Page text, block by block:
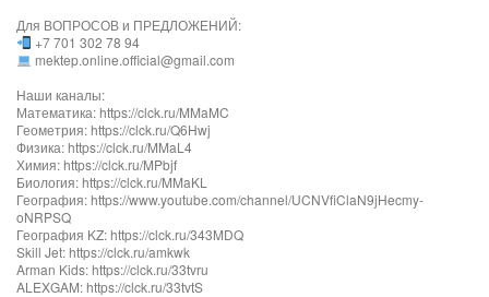
Для ВОПРОСОВ и ПРЕДЛОЖЕНИЙ:
+7 701 302 78 94
mektep.online.official@gmail.com
Наши каналы:
Математика: https://clck.ru/MMaMC
Геометрия: https://clck.ru/Q6Hwj
Физика: https://clck.ru/MMaL4
Химия: https://clck.ru/MPbjf
Биология: https://clck.ru/MMaKL
География: https://www.youtube.com/channel/UCNVfiClaN9jHecmy-
oNRPSQ
География KZ: https://clck.ru/343MDQ
Skill Jet: https://clck.ru/amkwk
Arman Kids: https://clck.ru/33tvru
ALEXGAM: https://clck.ru/33tvtS